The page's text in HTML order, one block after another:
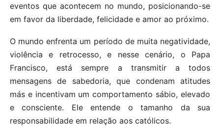
eventos que acontecem no mundo, posicionando-se
em favor da liberdade, felicidade e amor ao próximo.
O mundo enfrenta um período de muita negatividade,
violência e retrocesso, e nesse cenário, o Papa
Francisco, está sempre a transmitir a todos
mensagens de sabedoria, que condenam atitudes
más e incentivam um comportamento sábio, elevado
e consciente. Ele entende o tamanho da sua
responsabilidade em relação aos católicos.